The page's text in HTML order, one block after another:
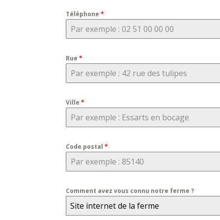
Téléphone*
Rue*
Ville*
Code postal*
Comment avez vous connu notre ferme ?
Site internet de la ferme